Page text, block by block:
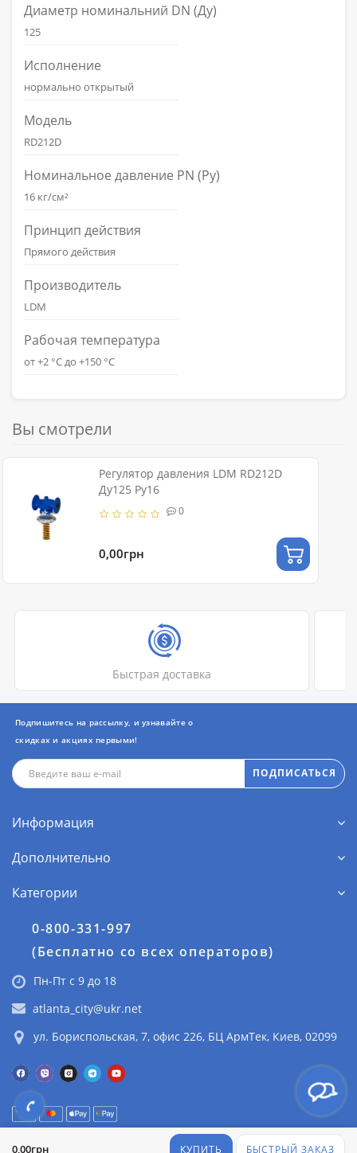
0,00грн КУПИТЬ БЫСТРЫЙ ЗАКАЗ
Диаметр номинальний DN (Ду)
125
Исполнение
нормально открытый
Модель
RD212D
Номинальное давление PN (Ру)
16 кг/см²
Принцип действия
Прямого действия
Производитель
LDM
Рабочая температура
от +2 °C до +150 °C
Вы смотрели
Регулятор давления LDM RD212D
Ду125 Ру16
0
0,00грн
Быстрая доставка
Подпишитесь на рассылку, и узнавайте о
скидках и акциях первыми!
ПОДПИСАТЬСЯ
Информация
Дополнительно
Категории
0-800-331-997
(Бесплатно со всех операторов)
Пн-Пт с 9 до 18
atlanta_city@ukr.net
ул. Бориспольская, 7, офис 226, БЦ АрмТек, Киев, 02099
© 2025 Центр Атланты. Все права защищены